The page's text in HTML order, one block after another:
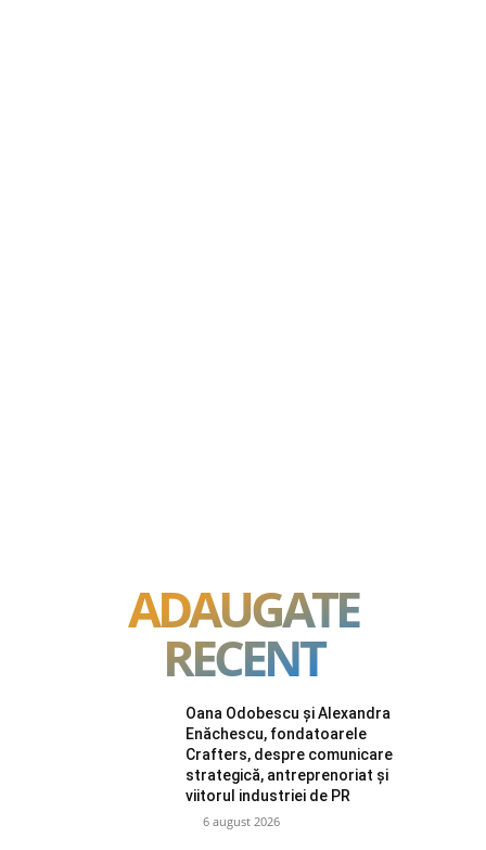
ADAUGATE
RECENT
Oana Odobescu și Alexandra
Enăchescu, fondatoarele
Crafters, despre comunicare
strategică, antreprenoriat și
viitorul industriei de PR
6 august 2026